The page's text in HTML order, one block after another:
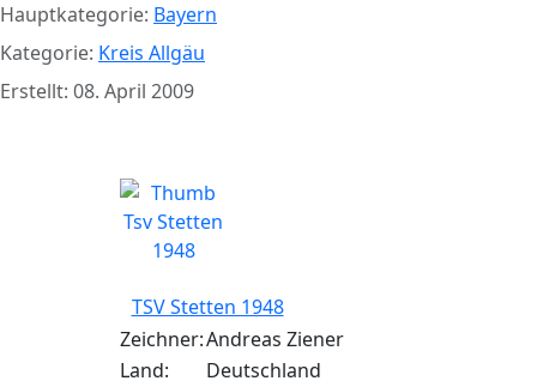
Hauptkategorie: Bayern
Kategorie: Kreis Allgäu
Erstellt: 08. April 2009
TSV Stetten 1948
Zeichner:Andreas Ziener
Land:
Deutschland